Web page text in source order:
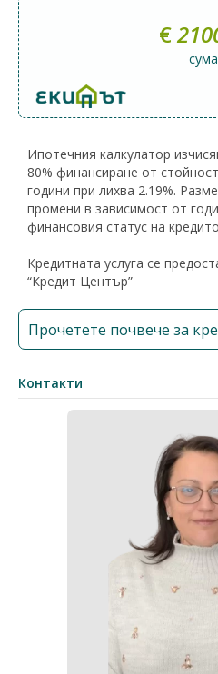
€
сума
Ипотечния калкулатор
80% финансиране от
години при лихва 2.19%.
промени в зависимост от
финансовия статус на
Кредитната услуга се
“Кредит Център”
Прочетете почвече за
Контакти